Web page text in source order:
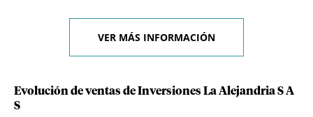
VER MÁS INFORMACIÓN
Evolución de ventas de Inversiones La Alejandria S A
S